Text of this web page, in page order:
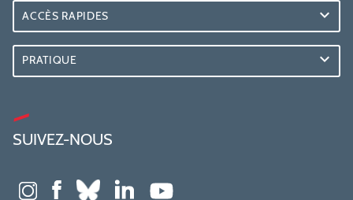
ACCÈS RAPIDES
PRATIQUE
SUIVEZ-NOUS